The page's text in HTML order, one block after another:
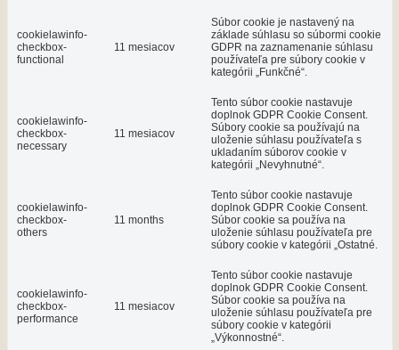
cookielawinfo-
checkbox-
functional
11 mesiacov
Súbor cookie je nastavený na
základe súhlasu so súbormi cookie
GDPR na zaznamenanie súhlasu
používateľa pre súbory cookie v
kategórii „Funkčné“.
cookielawinfo-
checkbox-
necessary
11 mesiacov
Tento súbor cookie nastavuje
doplnok GDPR Cookie Consent.
Súbory cookie sa používajú na
uloženie súhlasu používateľa s
ukladaním súborov cookie v
kategórii „Nevyhnutné“.
cookielawinfo-
checkbox-
others
11 months
Tento súbor cookie nastavuje
doplnok GDPR Cookie Consent.
Súbor cookie sa používa na
uloženie súhlasu používateľa pre
súbory cookie v kategórii „Ostatné.
cookielawinfo-
checkbox-
performance
11 mesiacov
Tento súbor cookie nastavuje
doplnok GDPR Cookie Consent.
Súbor cookie sa používa na
uloženie súhlasu používateľa pre
súbory cookie v kategórii
„Výkonnostné“.